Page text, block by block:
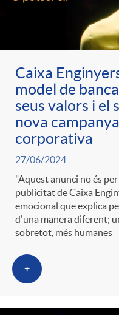
Caixa
model de
seus valors i el
nova
corporativa
27/06/2024
"Aquest anunci no és
publicitat de Caixa
emocional que explica
d'una manera diferent;
sobretot, més humanes
+